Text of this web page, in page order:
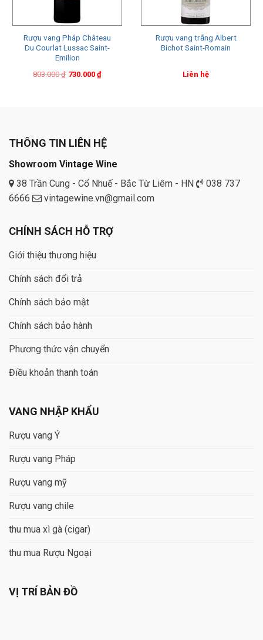
Rượu vang Pháp Château
Du Courlat Lussac Saint-
Emilion
803.000₫
Original
730.000 ₫
Current
Rượu vang trắng Albert
Bichot Saint-Romain
Liên hệ
THÔNG TIN LIÊN HỆ
Showroom Vintage Wine
38 Trần Cung - Cổ Nhuế - Bắc Từ Liêm - HN
038 737
6666
vintagewine.vn@gmail.com
CHÍNH SÁCH HỖ TRỢ
Giới thiệu thương hiệu
Chính sách đổi trả
Chính sách bảo mật
Chính sách bảo hành
Phương thức vận chuyển
Điều khoản thanh toán
VANG NHẬP KHẨU
Rượu vang Ý
Rượu vang Pháp
Rượu vang mỹ
Rượu vang chile
thu mua xì gà (cigar)
thu mua Rượu Ngoại
VỊ TRÍ BẢN ĐỒ